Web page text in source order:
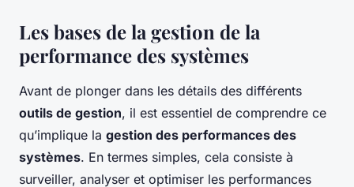
Les bases de la gestion de la
performance des systèmes
Avant de plonger dans les détails des différents
outils de gestion, il est essentiel de comprendre ce
qu’implique la gestion des performances des
systèmes. En termes simples, cela consiste à
surveiller, analyser et optimiser les performances